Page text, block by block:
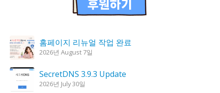
홈페이지 리뉴얼 작업 완료
2026년 August 7일
SecretDNS 3.9.3 Update
2026년 July 30일